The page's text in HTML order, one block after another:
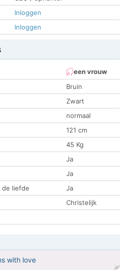
Inloggen
Inloggen
een vrouw
Bruin
Zwart
normaal
121 cm
45 Kg
Ja
Ja
de liefde
Ja
Christelijk
with love